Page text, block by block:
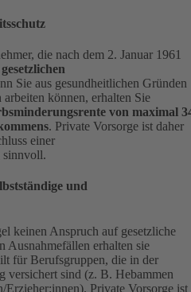
die nach dem 2. Januar 1961
Sie aus gesundheitlichen Gründen
können, erhalten Sie
von maximal
. Private Vorsorge ist daher
einer
sinnvoll.
und
keinen Anspruch auf gesetzliche
Ausnahmefällen erhalten sie
für Berufsgruppen, die in der
versichert sind (z. B. Hebammen
Erzieher:innen). Private Vorsorge ist